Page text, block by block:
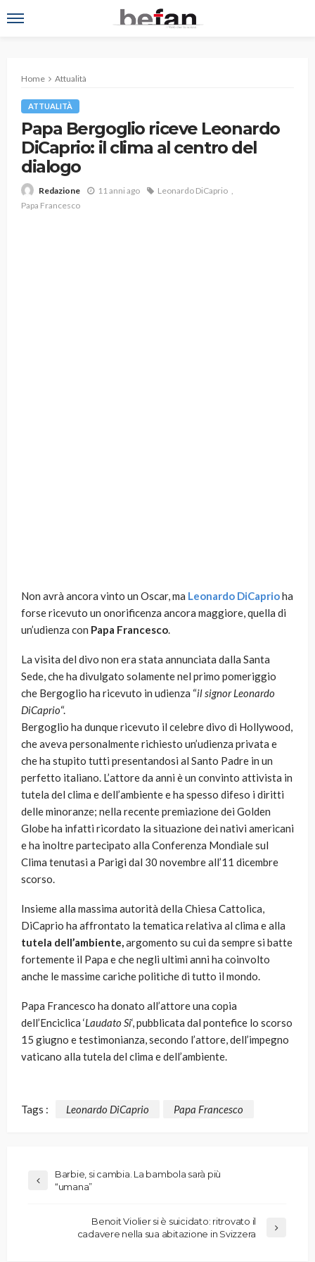
Home Attualità
ATTUALITÀ
Papa Bergoglio riceve Leonardo
DiCaprio: il clima al centro del
dialogo
Redazione 11 anni ago
Leonardo DiCaprio
Papa Francesco
Non avrà ancora vinto un Oscar, ma Leonardo DiCaprioha
forse ricevuto un onorificenza ancora maggiore, quella di
un’udienza con Papa Francesco.
La visita del divo non era stata annunciata dalla Santa
Sede, che ha divulgato solamente nel primo pomeriggio
che Bergoglio ha ricevuto in udienza “il signor Leonardo
DiCaprio“.
Bergoglio ha dunque ricevuto il celebre divo di Hollywood,
che aveva personalmente richiesto un’udienza privata e
che ha stupito tutti presentandosi al Santo Padre in un
perfetto italiano. L’attore da anni è un convinto attivista in
tutela del clima e dell’ambiente e ha spesso difeso i diritti
delle minoranze; nella recente premiazione dei Golden
Globe ha infatti ricordato la situazione dei nativi americani
e ha inoltre partecipato alla Conferenza Mondiale sul
Clima tenutasi a Parigi dal 30 novembre all’11 dicembre
scorso.
Insieme alla massima autorità della Chiesa Cattolica,
DiCaprio ha affrontato la tematica relativa al clima e alla
tutela dell’ambiente,argomento su cui da sempre si batte
fortemente il Papa e che negli ultimi anni ha coinvolto
anche le massime cariche politiche di tutto il mondo.
Papa Francesco ha donato all’attore una copia
dell’Enciclica ‘Laudato Si‘, pubblicata dal pontefice lo scorso
15 giugno e testimonianza, secondo l’attore, dell’impegno
vaticano alla tutela del clima e dell’ambiente.
Tags : Leonardo DiCaprio Papa Francesco
Barbie, si cambia. La bambola sarà più
“umana”
Benoit Violier si è suicidato: ritrovato il
cadavere nella sua abitazione in Svizzera